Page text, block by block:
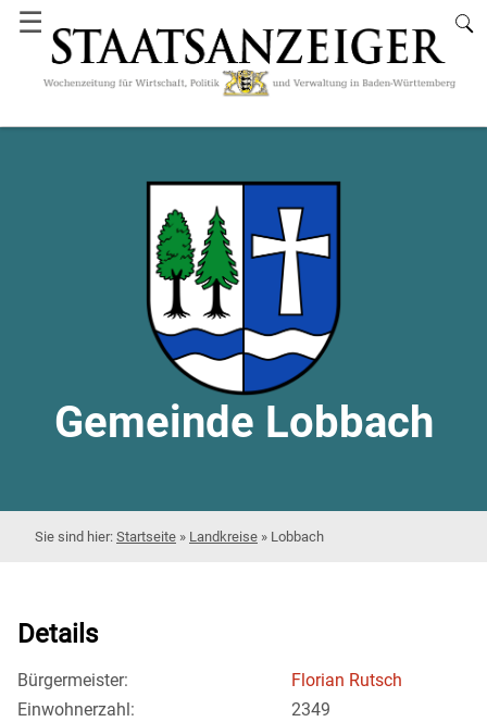
☰
Gemeinde Lobbach
Startseite » Landkreise » Lobbach
Details
Bürgermeister:
Florian Rutsch
Einwohnerzahl:
2349